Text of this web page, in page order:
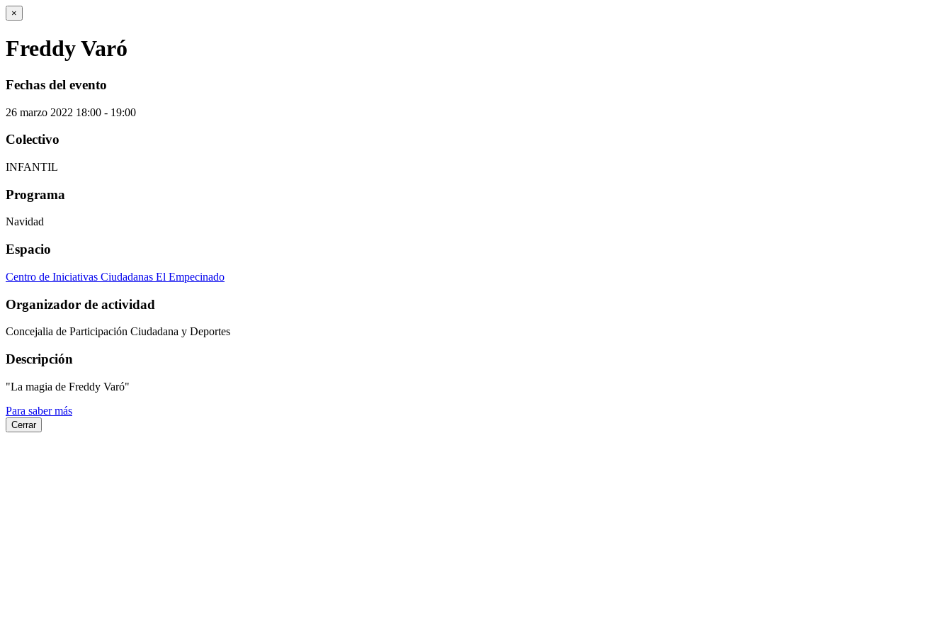
×
Freddy Varó
Fechas del evento
26 marzo 2022 18:00 - 19:00
Colectivo
INFANTIL
Programa
Navidad
Espacio
Centro de Iniciativas Ciudadanas El Empecinado
Organizador de actividad
Concejalia de Participación Ciudadana y Deportes
Descripción
"La magia de Freddy Varó"
Para saber más
Cerrar